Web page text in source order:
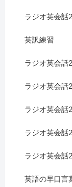
ラジオ英会話
英訳練習
ラジオ英会話
ラジオ英会話
ラジオ英会話
ラジオ英会話
ラジオ英会話
英語の早口言